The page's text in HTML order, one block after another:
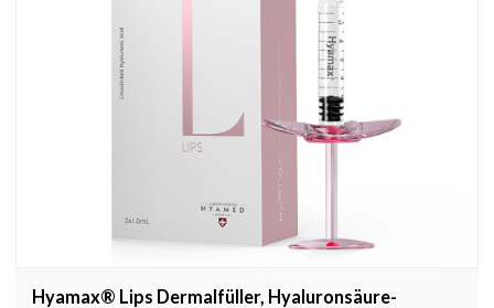
Hyamax® Lips Dermalfüller, Hyaluronsäure-